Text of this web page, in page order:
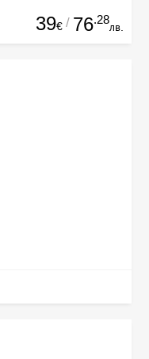
39€ / 76.28
лв.